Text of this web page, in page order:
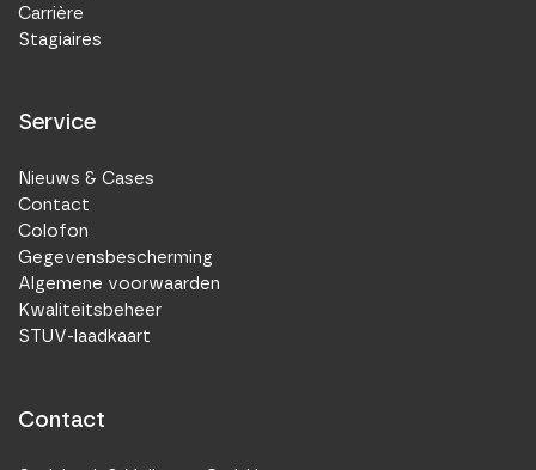
Carrière
Stagiaires
Service
Nieuws & Cases
Contact
Colofon
Gegevensbescherming
Algemene voorwaarden
Kwaliteitsbeheer
STUV-laadkaart
Contact